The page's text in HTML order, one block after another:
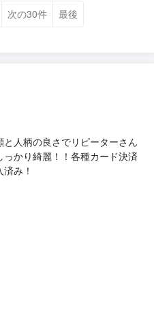
次の30件 最後
人柄の良さでリピーターさん
っかり綺麗！！各種カード決済
み！